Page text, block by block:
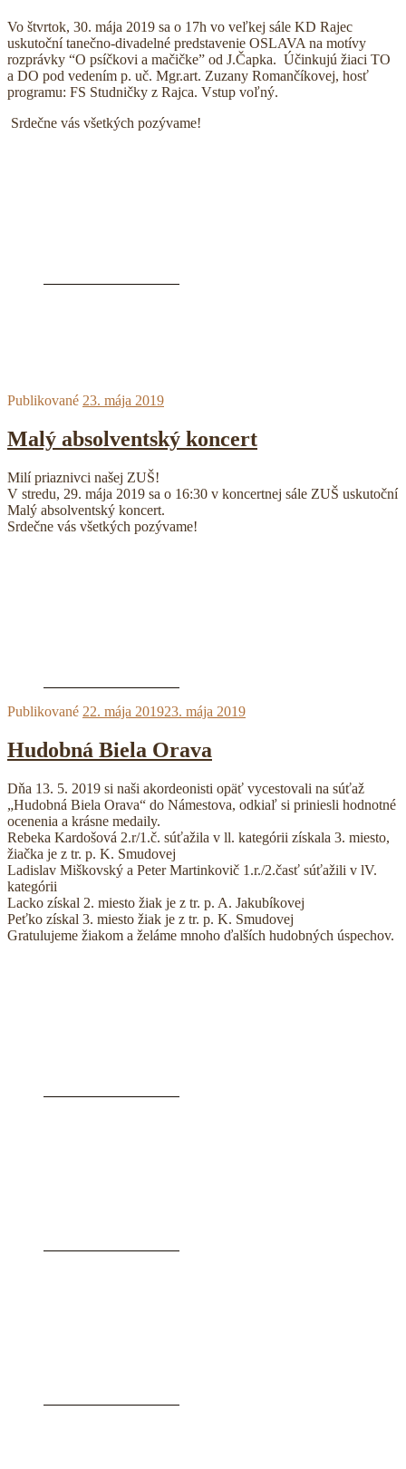
Vo štvrtok, 30. mája 2019 sa o 17h vo veľkej sále KD Rajec
uskutoční tanečno-divadelné predstavenie OSLAVA na motívy
rozprávky “O psíčkovi a mačičke” od J.Čapka. Účinkujú žiaci TO
a DO pod vedením p. uč. Mgr.art. Zuzany Romančíkovej, hosť
programu: FS Studničky z Rajca. Vstup voľný.
Srdečne vás všetkých pozývame!
Publikované 23. mája 2019
Malý absolventský koncert
Milí priaznivci našej ZUŠ!
V stredu, 29. mája 2019 sa o 16:30 v koncertnej sále ZUŠ uskutoční
Malý absolventský koncert.
Srdečne vás všetkých pozývame!
Publikované 22. mája 201923. mája 2019
Hudobná Biela Orava
Dňa 13. 5. 2019 si naši akordeonisti opäť vycestovali na súťaž
„Hudobná Biela Orava“ do Námestova, odkiaľ si priniesli hodnotné
ocenenia a krásne medaily.
Rebeka Kardošová 2.r/1.č. súťažila v ll. kategórii získala 3. miesto,
žiačka je z tr. p. K. Smudovej
Ladislav Miškovský a Peter Martinkovič 1.r./2.časť súťažili v lV.
kategórii
Lacko získal 2. miesto žiak je z tr. p. A. Jakubíkovej
Peťko získal 3. miesto žiak je z tr. p. K. Smudovej
Gratulujeme žiakom a želáme mnoho ďalších hudobných úspechov.